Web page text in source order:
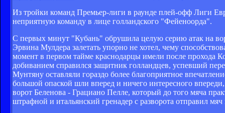
Из тройки команд Премьер-лиги в раунде плей-офф Лиги
неприятную команду в лице голландского "Фейеноорда".
С первых минут "Кубань" обрушила целую серию атак на
Эрвина Мулдера залетать упорно не хотел, чему
момент в первом тайме краснодарцы имели после прохода
добиванием справился защитник голландцев, успевший
Мунтяну оставляли гораздо более благоприятное
большой опаской шли вперед и ничего интересного
ворот Беленова - Грациано Пелле, который до того мяча
штрафной и итальянский гренадер с разворота отправил